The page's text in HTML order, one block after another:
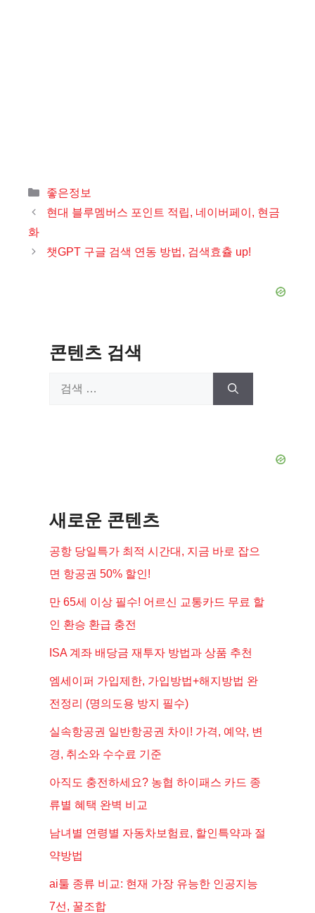
카
테
좋은정보
현대 블루멤버스 포인트 적립, 네이버페이, 현금
화
챗GPT 구글 검색 연동 방법, 검색효츌 up!
콘텐츠 검색
새로운 콘텐츠
공항 당일특가 최적 시간대, 지금 바로 잡으
면 항공권 50% 할인!
만 65세 이상 필수! 어르신 교통카드 무료 할
인 환승 환급 충전
ISA 계좌 배당금 재투자 방법과 상품 추천
엠세이퍼 가입제한, 가입방법+해지방법 완
전정리 (명의도용 방지 필수)
실속항공권 일반항공권 차이! 가격, 예약, 변
경, 취소와 수수료 기준
아직도 충전하세요? 농협 하이패스 카드 종
류별 혜택 완벽 비교
남녀별 연령별 자동차보험료, 할인특약과 절
약방법
ai툴 종류 비교: 현재 가장 유능한 인공지능
7선, 꿀조합